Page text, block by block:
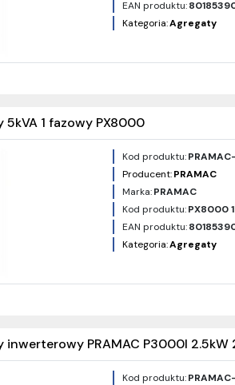
EAN produktu:
Kategoria:Agregaty
1 fazowy PX8000
Kod produktu:
Producent:PRAMAC
Marka:PRAMAC
Kod produktu:PX8000
EAN produktu:
Kategoria:Agregaty
PRAMAC P3000I
Kod produktu: